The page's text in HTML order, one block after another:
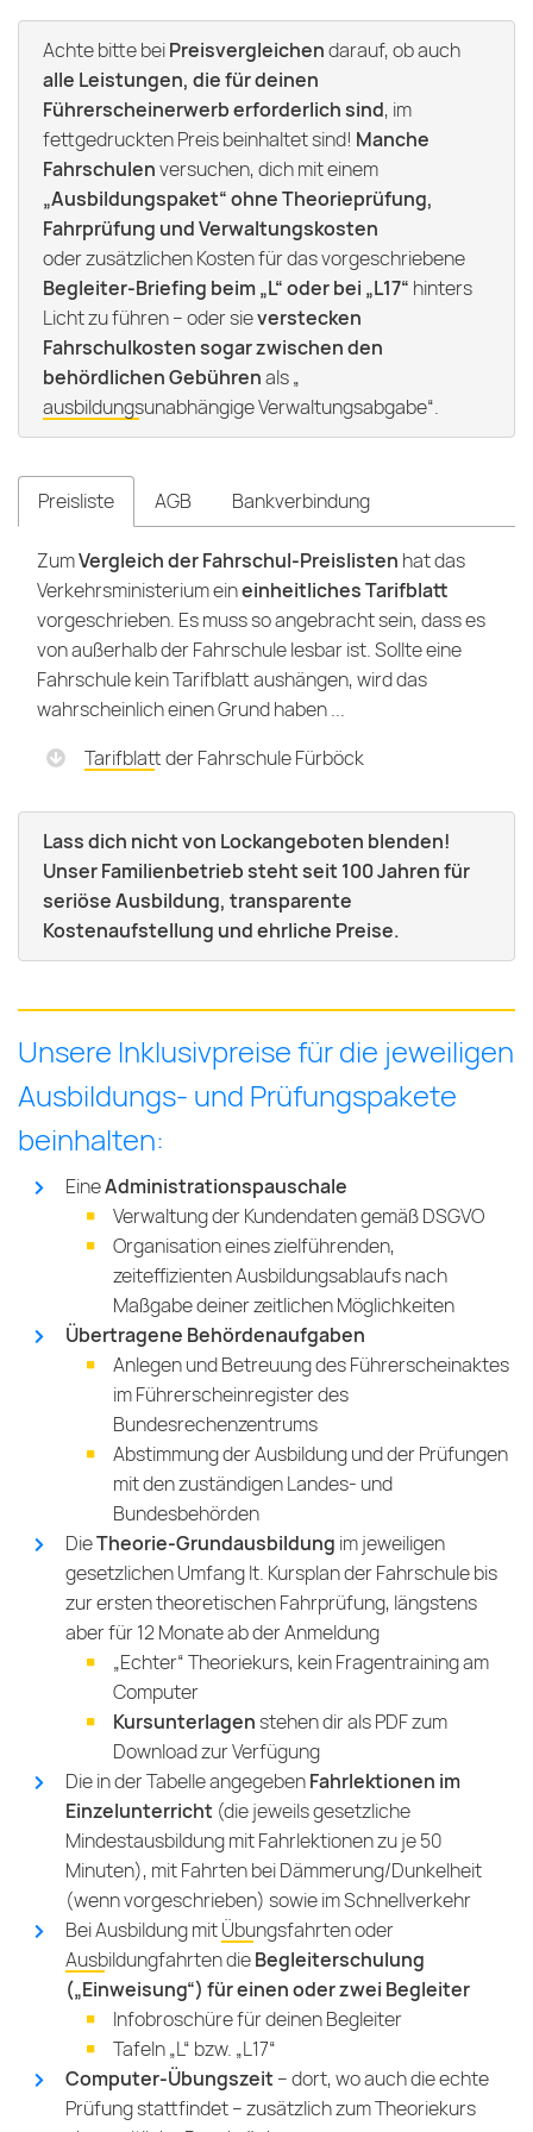
Achte bitte beiPreisvergleichendarauf, ob auch
alle Leistungen, die für deinen
Führerscheinerwerb erforderlich sind, im
fettgedruckten Preis beinhaltet sind! Manche
Fahrschulenversuchen, dich mit einem
„Ausbildungspaket“ ohne Theorieprüfung,
Fahrprüfung und Verwaltungskosten
oder zusätzlichen Kosten für das vorgeschriebene
Begleiter-Briefing beim „L“ oder bei „L17“ hinters
Licht zu führen – oder sieverstecken
Fahrschulkosten sogar zwischen den
behördlichen Gebührenals „
ausbildungsunabhängige Verwaltungsabgabe“.
Preisliste AGB Bankverbindung
ZumVergleich der Fahrschul-Preislisten hat das
Verkehrsministerium eineinheitliches Tarifblatt
vorgeschrieben. Es muss so angebracht sein, dass es
von außerhalb der Fahrschule lesbar ist. Sollte eine
Fahrschule kein Tarifblatt aushängen, wird das
wahrscheinlich einen Grund haben ...
Tarifblatt der Fahrschule Fürböck
Lass dich nicht von Lockangeboten blenden!
Unser Familienbetrieb steht seit 100 Jahren für
seriöse Ausbildung, transparente
Kostenaufstellung und ehrliche Preise.
Unsere Inklusivpreise für die jeweiligen
Ausbildungs- und Prüfungspakete
beinhalten:
EineAdministrationspauschale
Verwaltung der Kundendaten gemäß DSGVO
Organisation eines zielführenden,
zeiteffizienten Ausbildungsablaufs nach
Maßgabe deiner zeitlichen Möglichkeiten
Übertragene Behördenaufgaben
Anlegen und Betreuung des Führerscheinaktes
im Führerscheinregister des
Bundesrechenzentrums
Abstimmung der Ausbildung und der Prüfungen
mit den zuständigen Landes- und
Bundesbehörden
DieTheorie-Grundausbildung im jeweiligen
gesetzlichen Umfang lt. Kursplan der Fahrschule bis
zur ersten theoretischen Fahrprüfung, längstens
aber für 12 Monate ab der Anmeldung
„Echter“ Theoriekurs, kein Fragentraining am
Computer
Kursunterlagen stehen dir als PDF zum
Download zur Verfügung
Die in der Tabelle angegebenFahrlektionen im
Einzelunterricht (die jeweils gesetzliche
Mindestausbildung mit Fahrlektionen zu je 50
Minuten), mit Fahrten bei Dämmerung/Dunkelheit
(wenn vorgeschrieben) sowie im Schnellverkehr
Bei Ausbildung mitÜbungsfahrtenoder
AusbildungfahrtendieBegleiterschulung
(„Einweisung“) für einen oder zwei Begleiter
Infobroschüre für deinen Begleiter
Tafeln „L“ bzw. „L17“
Computer-Übungszeit – dort, wo auch die echte
Prüfung stattfindet – zusätzlich zum Theoriekurs